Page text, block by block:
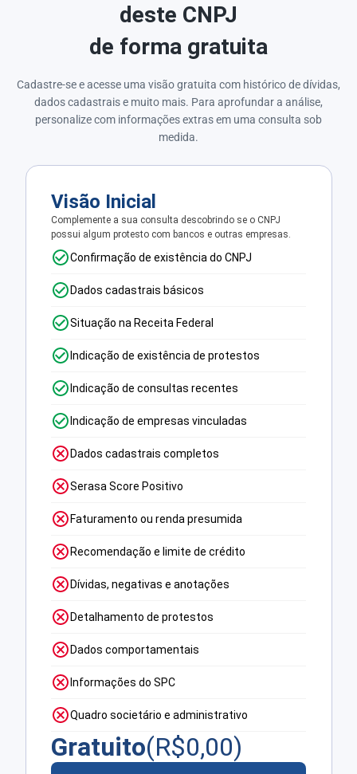
deste CNPJ
de forma gratuita
Cadastre-se e acesse uma visão gratuita com histórico de dívidas,
dados cadastrais e muito mais. Para aprofundar a análise,
personalize com informações extras em uma consulta sob
medida.
Visão Inicial
Complemente a sua consulta descobrindo se o CNPJ
possui algum protesto com bancos e outras empresas.
Confirmação de existência do CNPJ
Dados cadastrais básicos
Situação na Receita Federal
Indicação de existência de protestos
Indicação de consultas recentes
Indicação de empresas vinculadas
Dados cadastrais completos
Serasa Score Positivo
Faturamento ou renda presumida
Recomendação e limite de crédito
Dívidas, negativas e anotações
Detalhamento de protestos
Dados comportamentais
Informações do SPC
Quadro societário e administrativo
Gratuito(R$0,00)